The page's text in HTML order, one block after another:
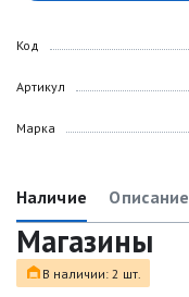
Код
Артикул
Марка
Наличие Описание
Магазины
В наличии: 2 шт.